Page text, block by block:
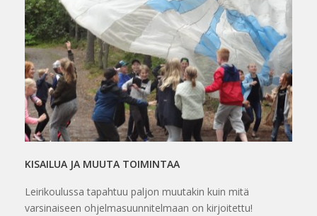
KISAILUA JA MUUTA TOIMINTAA
Leirikoulussa tapahtuu paljon muutakin kuin mitä
varsinaiseen ohjelmasuunnitelmaan on kirjoitettu!